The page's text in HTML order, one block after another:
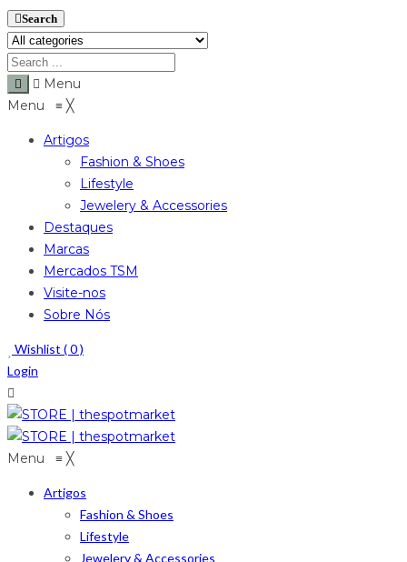
Search
Menu
Menu ≡ ╳
Artigos
Fashion & Shoes
Lifestyle
Jewelery & Accessories
Destaques
Marcas
Mercados TSM
Visite-nos
Sobre Nós
Wishlist (0)
Login
Menu ≡ ╳
Artigos
Fashion & Shoes
Lifestyle
Jewelery & Accessories